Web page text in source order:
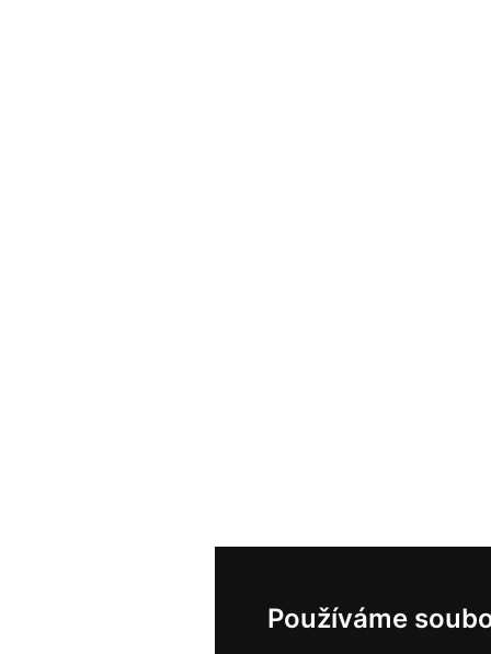
Používáme